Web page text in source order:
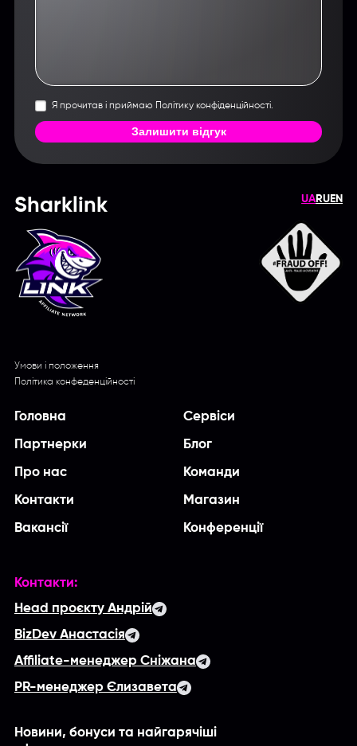
Я прочитав і приймаю Політику конфіденційності.
Залишити відгук
Sharklink UARUEN
Умови і положення
Політика конфеденційності
Головна Сервіси
Партнерки Блог
Про нас Команди
Контакти Магазин
Вакансії Конференції
Контакти:
Head проєкту Андрій
BizDev Анастасія
Affiliate-менеджер Сніжана
PR-менеджер Єлизавета
Новини, бонуси та найгарячіші